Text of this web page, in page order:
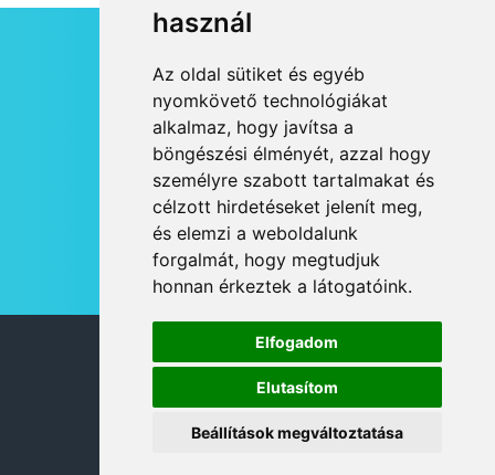
használ
Az oldal sütiket és egyéb
nyomkövető technológiákat
alkalmaz, hogy javítsa a
böngészési élményét, azzal hogy
személyre szabott tartalmakat és
célzott hirdetéseket jelenít meg,
és elemzi a weboldalunk
forgalmát, hogy megtudjuk
honnan érkeztek a látogatóink.
Elfogadom
Elutasítom
Beállítások megváltoztatása
RSS
JOGI NYILATKOZAT
KAPCSOLAT
OLDALTÉRKÉP
IMPRESSZUM
HÍR BEKÜLDÉSE
© 2026 DANUBIA TV